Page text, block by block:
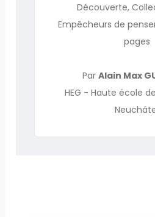
Découverte,
Empêcheurs de
pages
Par Alain Max
HEG - Haute école